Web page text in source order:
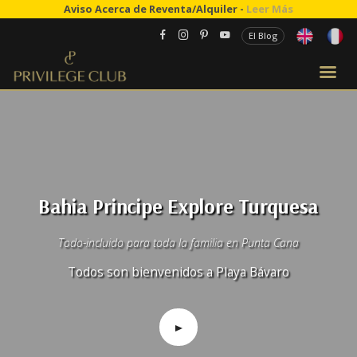
Aviso Acerca de Reventa/Alquiler - Leer Más
El Blog
Bahia Principe Explore Turquesa
Todo-incluido para toda la familia en Punta Cana
Todos son bienvenidos a Playa Bávaro